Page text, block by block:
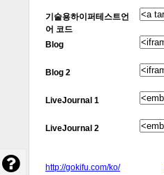
기술용하이퍼테스트언
어 코드
Blog
Blog 2
LiveJournal 1
LiveJournal 2
http://gokifu.com/ko/